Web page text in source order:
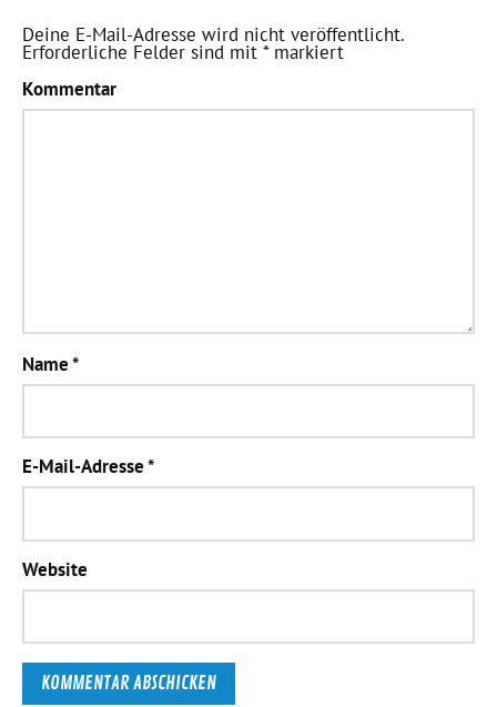
Deine E-Mail-Adresse wird nicht veröffentlicht.
Erforderliche Felder sind mit*markiert
Kommentar
Name*
E-Mail-Adresse*
Website